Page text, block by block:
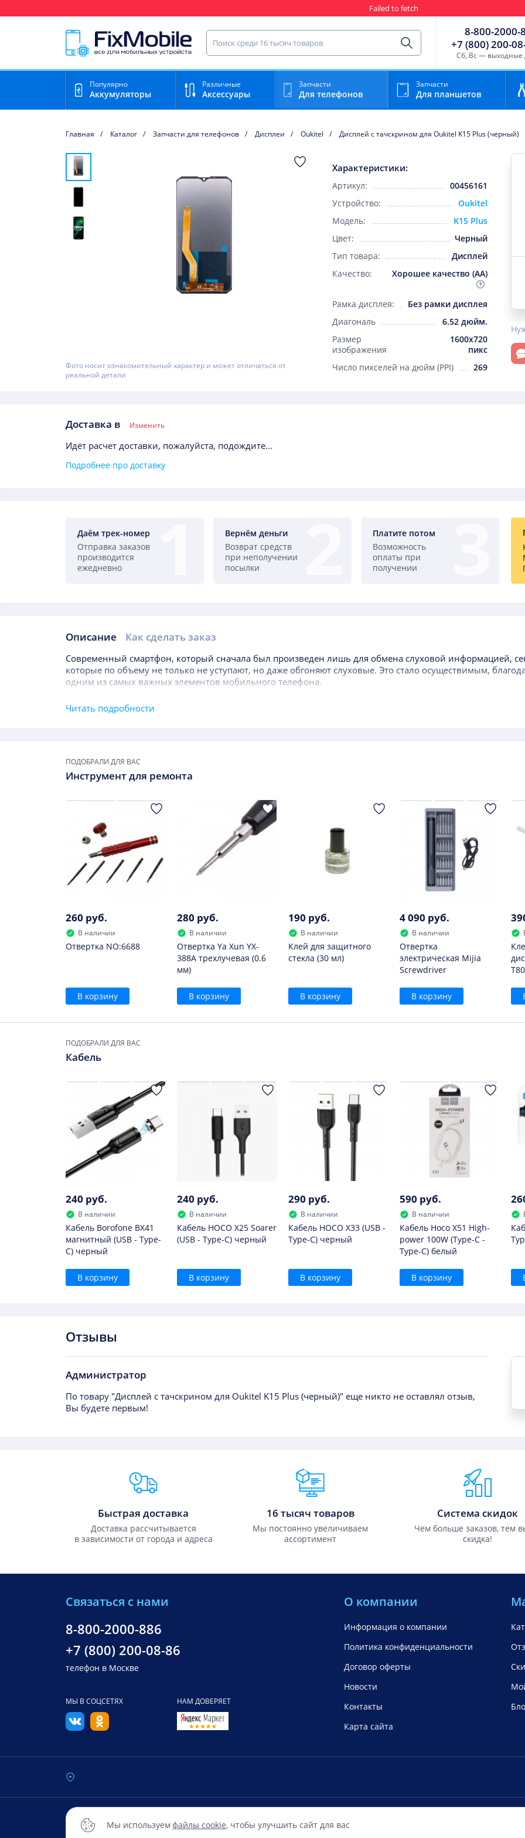
Failed to fetch
Мы используем файлы cookie, чтобы улучшить сайт для вас
Найти запчасть для мобильного устройства
Найти
8-800-2000-
+7 (800) 200-
Cб, Вс — выходные
Популярно
Аккумуляторы
Различные
Аксессуары
Запчасти
Для телефонов
Запчасти
Для планшетов
Главная Каталог Запчасти для телефонов Дисплеи Oukitel Дисплей с тачскрином для Oukitel K15 Plus (черный)
Фото носит ознакомительный характер и может отличаться от
реальной детали
Характеристики:
Артикул:
00456161
Устройство:
Oukitel
Модель:
K15 Plus
Цвет:
Черный
Тип товара:
Дисплей
Качество:
Хорошее качество (AA)
Рамка дисплея:
Без рамки дисплея
Диагональ
6.52 дюйм.
Размер
изображения
1600x720
пикс
Число пикселей на дюйм (PPI)
269
Доставка в Изменить
Идёт расчет доставки, пожалуйста, подождите...
Подробнее про доставку
Даём трек-номер
Отправка заказов
производится
ежедневно
Вернём деньги
Возврат средств
при неполучении
посылки
Платите потом
Возможность
оплаты при
получении
Описание Как сделать заказ
Описание
Современный смартфон, который сначала был произведен лишь для обмена слуховой информацией,
которые по объему не только не уступают, но даже обгоняют слуховые. Это стало осуществимым,
одним из самых важных элементов мобильного телефона.
ДисплейOukitel K15 Plus
управление играми, контроль за процессом фото- и видеосъемки, получение текстовых извещений,
неловкости хозяина. Сотовые телефоны без конца падают на пол или в воду, раскалываются о твердые
или вовсе бросают под дождем или солнцепеком.
сейчас наиболее востребованным становится приобретение нового экрана
Oukitelдля мобильного
Читать подробности
ПОДОБРАЛИ ДЛЯ ВАС
Инструмент для ремонта
260 руб.
В наличии
Отвертка NO:6688
В корзину
280 руб.
В наличии
Отвертка Ya Xun YX-
388A трехлучевая (0.6
мм)
В корзину
190 руб.
В наличии
Клей для защитного
стекла (30 мл)
В корзину
4 090 руб.
В наличии
Отвертка
электрическая Mijia
Screwdriver
В корзину
ПОДОБРАЛИ ДЛЯ ВАС
Кабель
240 руб.
В наличии
Кабель Borofone BX41
магнитный (USB - Type-
C) черный
В корзину
240 руб.
В наличии
Кабель HOCO X25 Soarer
(USB - Type-C) черный
В корзину
290 руб.
В наличии
Кабель HOCO X33 (USB -
Type-C) черный
В корзину
590 руб.
В наличии
Кабель Hoco X51 High-
power 100W (Type-C -
Type-C) белый
В корзину
Отзывы
Администратор
По товару "Дисплей с тачскрином для Oukitel K15 Plus (черный)" еще никто не оставлял отзыв,
Вы будете первым!
Преимущества Fixmobile
Быстрая доставка
Доставка рассчитывается
в зависимости от города и адреса
16 тысяч товаров
Мы постоянно увеличиваем
ассортимент
Система скидок
Чем больше заказов, тем
скидка!
Связаться с нами
8-800-2000-886
+7 (800) 200-08-86
телефон в Москве
МЫ В СОЦСЕТЯХ НАМ ДОВЕРЯЕТ
О компании
Информация о компании
Политика конфиденциальности
Договор оферты
Новости
Контакты
Карта сайта
© 2016 — 2026 Все права зарегистрированы ООО «ФиксМобайл»